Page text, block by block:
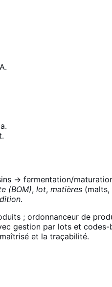
→ fermentation/
(BOM), lot, matières (malts,
.
; ordonnanceur de
par lots et codes-
et la traçabilité.